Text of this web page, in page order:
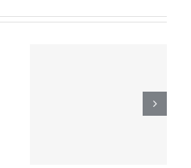
Dienstag
04.08.2026